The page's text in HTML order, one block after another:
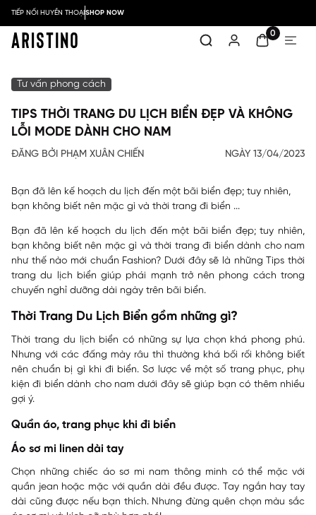
TIẾP NỐI HUYỀN THOẠISHOP NOW
0
Tư vấn phong cách
TIPS THỜI TRANG DU LỊCH BIỂN ĐẸP VÀ KHÔNG
LỖI MODE DÀNH CHO NAM
ĐĂNG BỞI PHẠM XUÂN CHIẾN NGÀY 13/04/2023
Bạn đã lên kế hoạch du lịch đến một bãi biển đẹp; tuy nhiên,
bạn không biết nên mặc gì và thời trang đi biển ...
Bạn đã lên kế hoạch du lịch đến một bãi biển đẹp; tuy nhiên,
bạn không biết nên mặc gì và thời trang đi biển dành cho nam
như thế nào mới chuẩn Fashion? Dưới đây sẽ là những Tips thời
trang du lịch biển giúp phái mạnh trở nên phong cách trong
chuyến nghỉ dưỡng dài ngày trên bãi biển.
Thời Trang Du Lịch Biển gồm những gì?
Thời trang du lịch biển có những sự lựa chọn khá phong phú.
Nhưng với các đấng mày râu thì thường khá bối rối không biết
nên chuẩn bị gì khi đi biển. Sơ lược về một số trang phục, phụ
kiện đi biển dành cho nam dưới đây sẽ giúp bạn có thêm nhiều
gợi ý.
Quần áo, trang phục khi đi biển
Áo sơ mi linen dài tay
Chọn những chiếc áo sơ mi nam thông minh có thể mặc với
quần jean hoặc mặc với quần dài đều được. Tay ngắn hay tay
dài cũng được nếu bạn thích. Nhưng đừng quên chọn màu sắc